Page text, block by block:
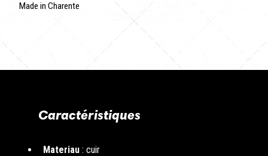
Made in Charente
Caractéristiques
Materiau : cuir